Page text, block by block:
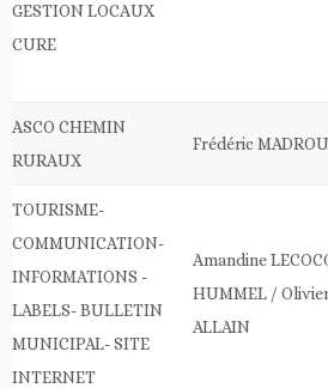
GESTION LOCAUX
CURE
ASCO CHEMIN
RURAUX
Frédéric
TOURISME-
COMMUNICATION-
INFORMATIONS -
LABELS- BULLETIN
MUNICIPAL- SITE
INTERNET
Amandine
HUMMEL /
ALLAIN